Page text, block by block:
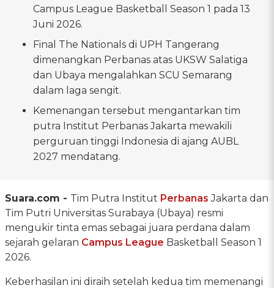
Campus League Basketball Season 1 pada 13
Juni 2026.
Final The Nationals di UPH Tangerang
dimenangkan Perbanas atas UKSW Salatiga
dan Ubaya mengalahkan SCU Semarang
dalam laga sengit.
Kemenangan tersebut mengantarkan tim
putra Institut Perbanas Jakarta mewakili
perguruan tinggi Indonesia di ajang AUBL
2027 mendatang.
Suara.com - Tim Putra Institut Perbanas Jakarta dan
Tim Putri Universitas Surabaya (Ubaya) resmi
mengukir tinta emas sebagai juara perdana dalam
sejarah gelaran Campus League Basketball Season 1
2026.
Keberhasilan ini diraih setelah kedua tim memenangi